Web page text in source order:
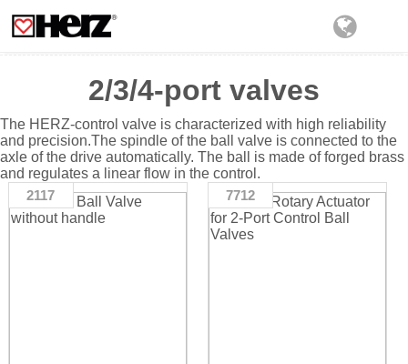
2/3/4-port valves
The HERZ-control valve is characterized with high reliability
and precision.The spindle of the ball valve is connected to the
axle of the drive automatically. The ball is made of forged brass
and regulates a linear flow in the control.
2117
7712